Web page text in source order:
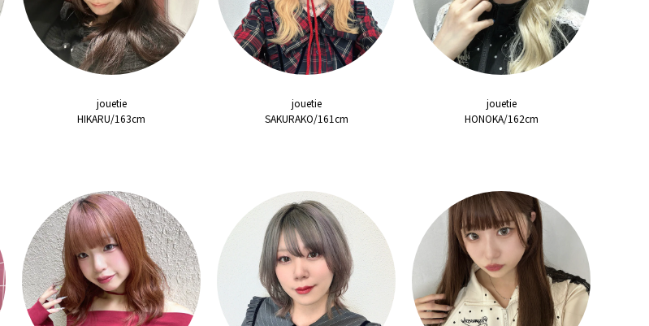
jouetie
HIKARU/163cm
jouetie
SAKURAKO/161cm
jouetie
HONOKA/162cm